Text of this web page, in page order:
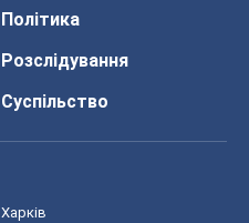
Політика
Розслідування
Суспільство
Харків